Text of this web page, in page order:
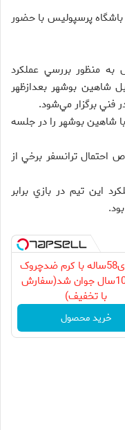
پرسپوليس با حضور
به منظور بررسي عملكرد
شاهين بوشهر بعدازظهر
فني برگزار مي‌شود.
شاهين بوشهر را در جلسه
ترانسفر برخي از
اين تيم در بازي برابر
این آقای58ساله با کرم ضدچروک
جلبک10سال جوان شد(سفارش
با تخفیف)
خرید محصول